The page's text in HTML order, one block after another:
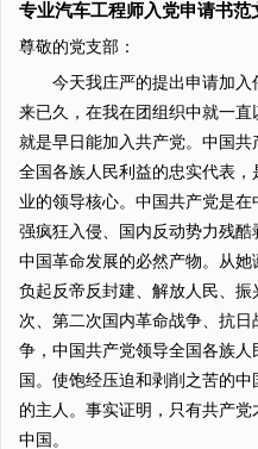
专业汽车工程师入党申请书范
尊敬的党支部：
今天我庄严的提出申请加入
来已久，在我在团组织中就一
就是早日能加入共产党。中国
全国各族人民利益的忠实代表
业的领导核心。中国共产党是
强疯狂入侵、国内反动势力残
中国革命发展的必然产物。从
负起反帝反封建、解放人民、
次、第二次国内革命战争、抗
争，中国共产党领导全国各族
国。使饱经压迫和剥削之苦的
的主人。事实证明，只有共产
中国。